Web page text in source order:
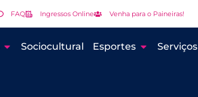
FAQ Ingressos Online Venha para o Paineiras!
Sociocultural Esportes Serviços